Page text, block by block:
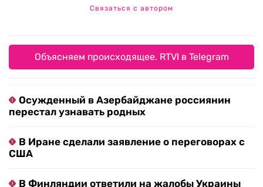
Связаться с автором
Объясняем происходящее. RTVI в Telegram
Осужденный в Азербайджане россиянин
перестал узнавать родных
В Иране сделали заявление о переговорах с
США
В Финляндии ответили на жалобы Украины